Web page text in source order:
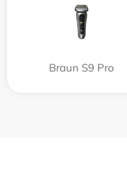
Braun S9 Pro